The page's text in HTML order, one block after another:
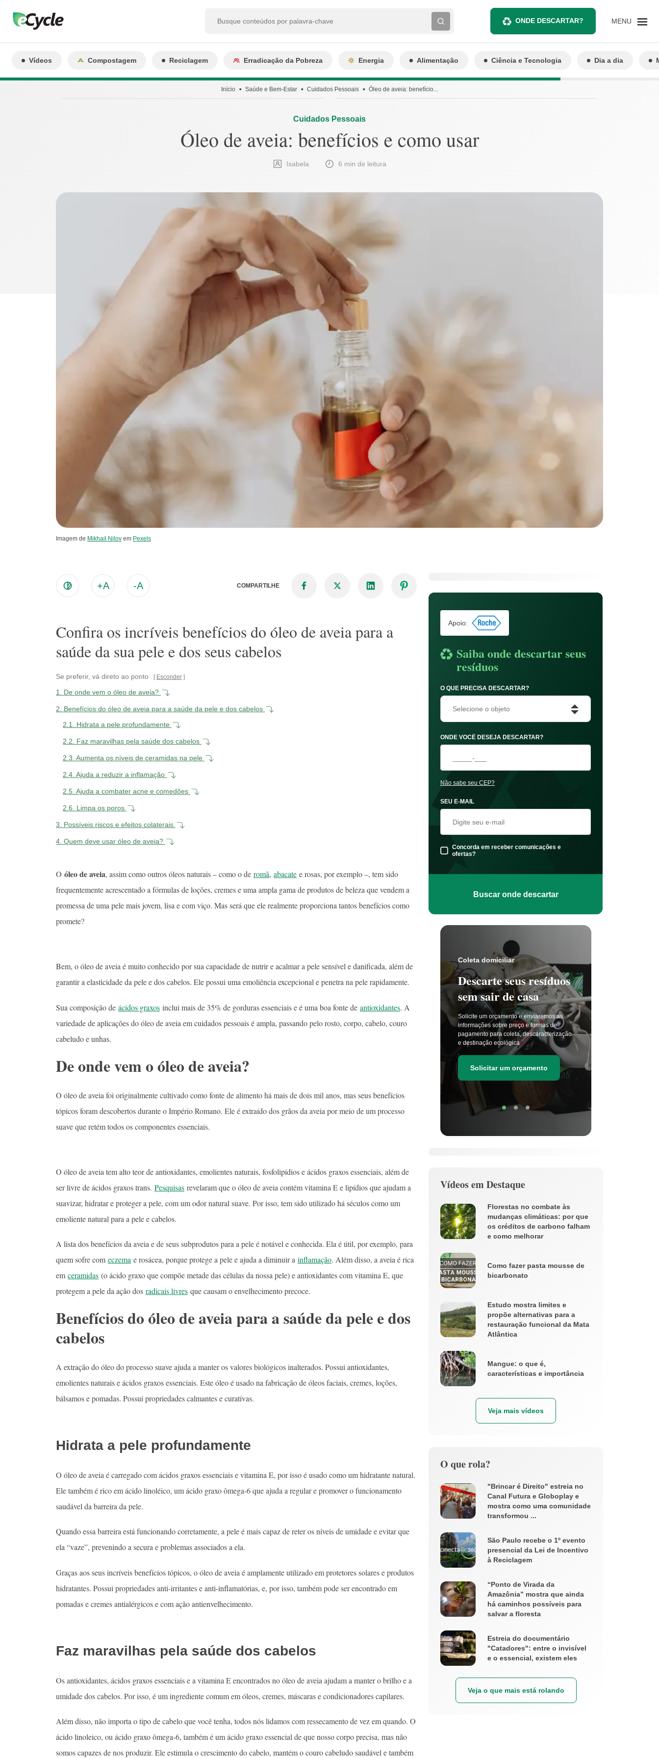
ONDE DESCARTAR? MENU
Vídeos Compostagem Reciclagem Erradicação da Pobreza Energia Alimentação Ciência e Tecnologia Dia a dia
Início Saúde e Bem-Estar Cuidados Pessoais Óleo de aveia: benefício...
Cuidados Pessoais
Óleo de aveia: benefícios e como usar
Isabela 6 min de leitura
Imagem de Mikhail Nilov em Pexels
+A -A COMPARTILHE
Confira os incríveis benefícios do óleo de aveia para a
saúde da sua pele e dos seus cabelos
Se preferir, vá direto ao ponto Esconder
1. De onde vem o óleo de aveia?
2.
Benefícios do óleo de aveia para a saúde da pele e dos cabelos
2.1.
Hidrata a pele profundamente
2.2. Faz maravilhas pela saúde dos cabelos
2.3. Aumenta os níveis de ceramidas na pele
2.4. Ajuda a reduzir a inflamação
2.5. Ajuda a combater acne e comedões
2.6. Limpa os poros
3. Possíveis riscos e efeitos colaterais
4. Quem deve usar óleo de aveia?
O óleo de aveia, assim como outros óleos naturais – como o de romã, abacate e rosas, por exemplo –, tem sido
frequentemente acrescentado a fórmulas de loções, cremes e uma ampla gama de produtos de beleza que vendem a
promessa de uma pele mais jovem, lisa e com viço. Mas será que ele realmente proporciona tantos benefícios como
promete?
Bem, o óleo de aveia é muito conhecido por sua capacidade de nutrir e acalmar a pele sensível e danificada, além de
garantir a elasticidade da pele e dos cabelos. Ele possui uma emoliência excepcional e penetra na pele rapidamente.
Sua composição de ácidos graxos inclui mais de 35% de gorduras essenciais e é uma boa fonte de antioxidantes. A
variedade de aplicações do óleo de aveia em cuidados pessoais é ampla, passando pelo rosto, corpo, cabelo, couro
cabeludo e unhas.
De onde vem o óleo de aveia?
O óleo de aveia foi originalmente cultivado como fonte de alimento há mais de dois mil anos, mas seus benefícios
tópicos foram descobertos durante o Império Romano. Ele é extraído dos grãos da aveia por meio de um processo
suave que retém todos os componentes essenciais.
O óleo de aveia tem alto teor de antioxidantes, emolientes naturais, fosfolipídios e ácidos graxos essenciais, além de
ser livre de ácidos graxos trans. Pesquisas revelaram que o óleo de aveia contém vitamina E e lipídios que ajudam a
suavizar, hidratar e proteger a pele, com um odor natural suave. Por isso, tem sido utilizado há séculos como um
emoliente natural para a pele e cabelos.
A lista dos benefícios da aveia e de seus subprodutos para a pele é notável e conhecida. Ela é útil, por exemplo, para
quem sofre com eczema e rosácea, porque protege a pele e ajuda a diminuir a inflamação. Além disso, a aveia é rica
em ceramidas (o ácido graxo que compõe metade das células da nossa pele) e antioxidantes com vitamina E, que
protegem a pele da ação dos radicais livres que causam o envelhecimento precoce.
Benefícios do óleo de aveia para a saúde da pele e dos
cabelos
A extração do óleo do processo suave ajuda a manter os valores biológicos inalterados. Possui antioxidantes,
emolientes naturais e ácidos graxos essenciais. Este óleo é usado na fabricação de óleos faciais, cremes, loções,
bálsamos e pomadas. Possui propriedades calmantes e curativas.
Hidrata a pele profundamente
O óleo de aveia é carregado com ácidos graxos essenciais e vitamina E, por isso é usado como um hidratante natural.
Ele também é rico em ácido linoléico, um ácido graxo ômega-6 que ajuda a regular e promover o funcionamento
saudável da barreira da pele.
Quando essa barreira está funcionando corretamente, a pele é mais capaz de reter os níveis de umidade e evitar que
ela “vaze”, prevenindo a secura e problemas associados a ela.
Graças aos seus incríveis benefícios tópicos, o óleo de aveia é amplamente utilizado em protetores solares e produtos
hidratantes. Possui propriedades anti-irritantes e anti-inflamatórias, e, por isso, também pode ser encontrado em
pomadas e cremes antialérgicos e com ação antienvelhecimento.
Faz maravilhas pela saúde dos cabelos
Os antioxidantes, ácidos graxos essenciais e a vitamina E encontrados no óleo de aveia ajudam a manter o brilho e a
umidade dos cabelos. Por isso, é um ingrediente comum em óleos, cremes, máscaras e condicionadores capilares.
Além disso, não importa o tipo de cabelo que você tenha, todos nós lidamos com ressecamento de vez em quando. O
ácido linoleico, ou ácido graxo ômega-6, também é um ácido graxo essencial de que nosso corpo precisa, mas não
somos capazes de nos produzir. Ele estimula o crescimento do cabelo, mantém o couro cabeludo saudável e também
Apoio:
Saiba onde descartar seus
resíduos
O QUE PRECISA DESCARTAR?
Selecione o objeto
ONDE VOCÊ DESEJA DESCARTAR?
Não sabe seu CEP?
SEU E-MAIL
Concorda em receber comunicações e
ofertas?
Buscar onde descartar
Coleta domiciliar
Descarte seus resíduos
sem sair de casa
Solicite um orçamento e enviaremos as
informações sobre preço e formas de
pagamento para coleta, descaracterização
e destinação ecológica
Solicitar um orçamento
Vídeos em Destaque
Florestas no combate às
mudanças climáticas: por que
os créditos de carbono falham
e como melhorar
Como fazer pasta mousse de
bicarbonato
Estudo mostra limites e
propõe alternativas para a
restauração funcional da Mata
Atlântica
Mangue: o que é,
características e importância
Veja mais vídeos
O que rola?
"Brincar é Direito" estreia no
Canal Futura e Globoplay e
mostra como uma comunidade
transformou ...
São Paulo recebe o 1º evento
presencial da Lei de Incentivo
à Reciclagem
“Ponto de Virada da
Amazônia” mostra que ainda
há caminhos possíveis para
salvar a floresta
Estreia do documentário
"Catadores": entre o invisível
e o essencial, existem eles
Veja o que mais está rolando